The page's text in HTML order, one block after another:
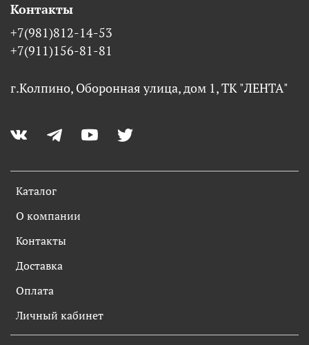
Каталог
О компании
Контакты
Доставка
Оплата
Личный кабинет
Контакты
+7(981)812-14-53
+7(911)156-81-81
г.Колпино, Оборонная улица, дом 1, ТК "ЛЕНТА"